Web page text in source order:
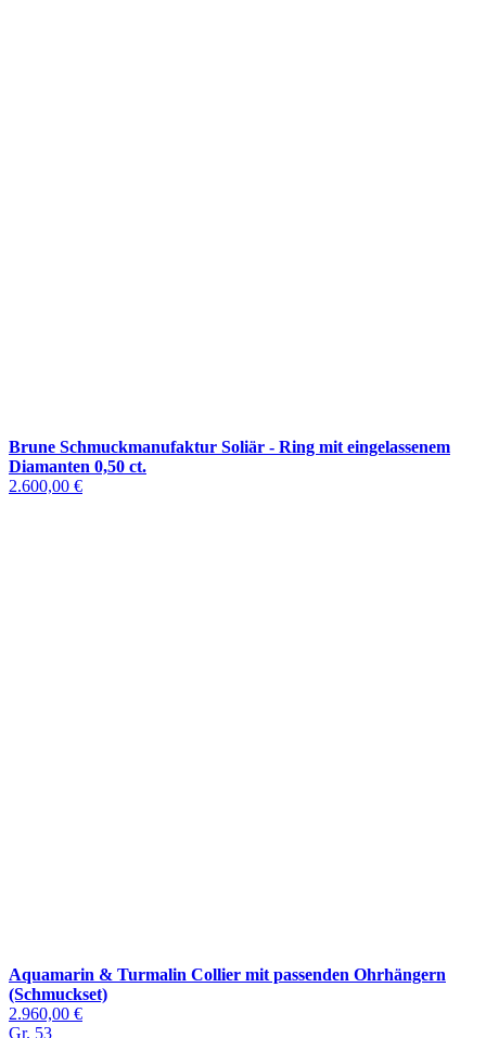
Brune Schmuckmanufaktur Soliär - Ring mit eingelassenem
Diamanten 0,50 ct.
2.600,00 €
Aquamarin & Turmalin Collier mit passenden Ohrhängern
(Schmuckset)
2.960,00 €
Gr. 53